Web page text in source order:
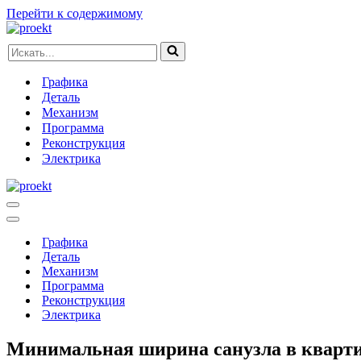
Перейти к содержимому
Искать...
Графика
Деталь
Механизм
Программа
Реконструкция
Электрика
Меню
навигации
Меню
навигацииГрафика
Деталь
Механизм
Программа
Реконструкция
Электрика
Минимальная ширина санузла в